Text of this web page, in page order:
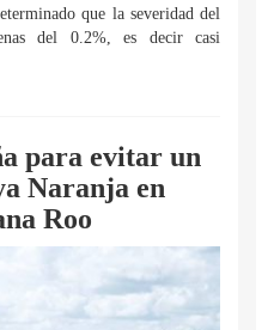
que la severidad del
del 0.2%, es decir casi
para evitar un
Naranja en
Roo